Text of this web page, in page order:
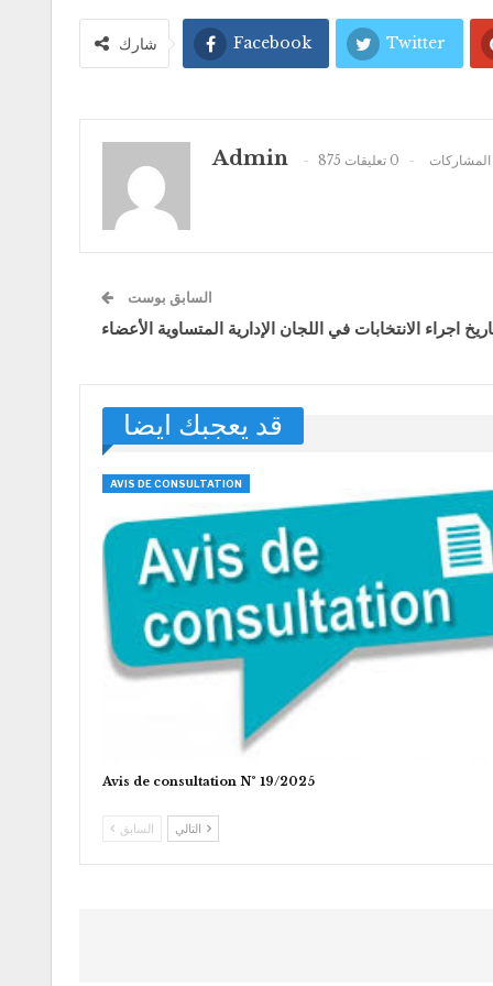
شارك Facebook Twitter
Admin 875 المشاركات 0 تعليقات
السابق بوست
اجراء الانتخابات في اللجان الإدارية المتساوية الأعضاء
قد يعجبك ايضا
AVIS DE CONSULTATION
Avis de consultation N° 19/2025
السابق